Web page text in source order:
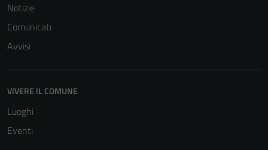
Notizie
Comunicati
Avvisi
VIVERE IL COMUNE
Luoghi
Eventi